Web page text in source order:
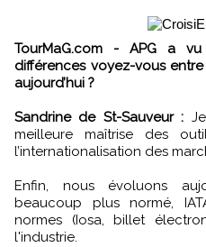
TourMaG.com - APG a vu le jour en 1991. Quelles
différences voyez-vous
aujourd’hui ?
Sandrine de St-Sauveur :
meilleure maîtrise des
l’internationalisation des
Enfin, nous évoluons
beaucoup plus normé,
normes (Iosa, billet
l'industrie.